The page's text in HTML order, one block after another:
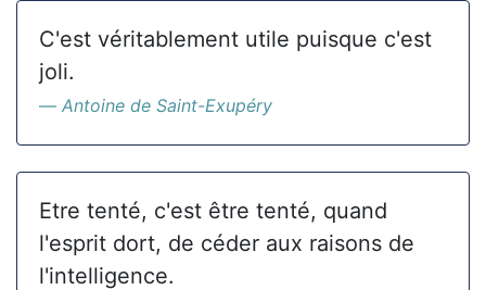
C'est véritablement utile puisque c'est
joli.
Antoine de Saint-Exupéry
Etre tenté, c'est être tenté, quand
l'esprit dort, de céder aux raisons de
l'intelligence.